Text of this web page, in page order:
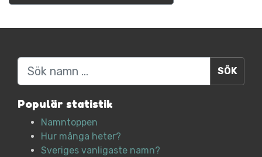
Sök
Populär statistik
Namntoppen
Hur många heter?
Sveriges vanligaste namn?